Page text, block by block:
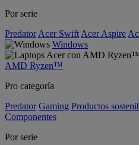
Por serie
Predator Acer Swift Acer Aspire
Windows
AMD Ryzen™
Pro categoría
Predator Gaming Productos
Componentes
Por serie